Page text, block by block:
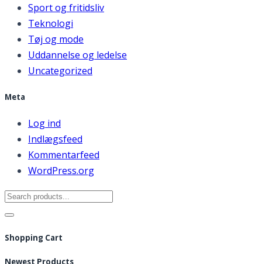
Sport og fritidsliv
Teknologi
Tøj og mode
Uddannelse og ledelse
Uncategorized
Meta
Log ind
Indlægsfeed
Kommentarfeed
WordPress.org
Search
for:
Shopping Cart
Newest Products